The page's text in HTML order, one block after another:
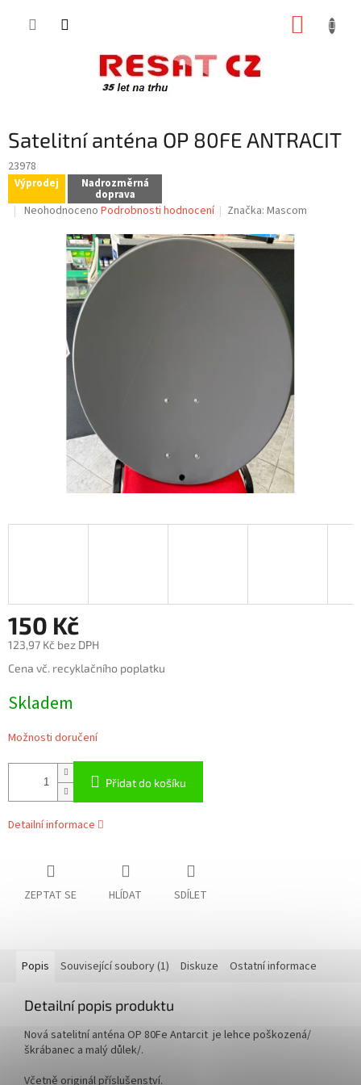
Satelitní anténa OP 80FE ANTRACIT
23978
Výprodej Nadrozměrná
doprava
Průměrné
produktu
hvězdiček.
Neohodnoceno Podrobnosti hodnocení Značka:Mascom
150 Kč
123,97 Kč bez DPH
Měrná
Cena vč. recyklačního poplatku
Skladem
Možnosti doručení
Přidat do košíku
Detailní informace
ZEPTAT SE HLÍDAT SDÍLET
Popis Související soubory (1) Diskuze Ostatní informace
Detailní popis produktu
Nová satelitní anténa OP 80Fe Antarcit je lehce poškozená/
škrábanec a malý důlek/.
Včetně originál příslušenství.